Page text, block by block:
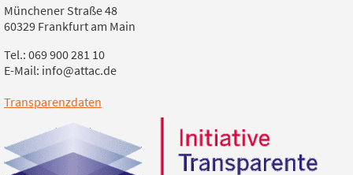
Münchener Straße 48
60329 Frankfurt am Main
Tel.: 069 900 281 10
E-Mail: info@attac.de
Transparenzdaten